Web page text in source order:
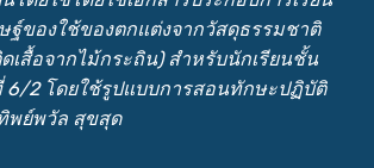
ฐ์ของใช้ของตกแต่งจากวัสดุธรรมชาติ
เสื้อจากไม้กระถิน) สำหรับนักเรียนชั้น
6/2 โดยใช้รูปแบบการสอนทักษะปฏิบัติ
พย์พวัล สุขสุด